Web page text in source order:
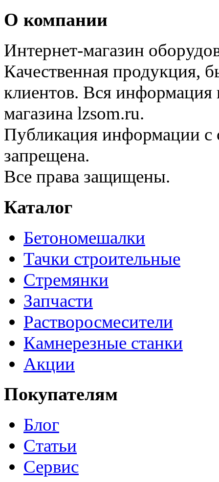
О компании
Интернет-магазин
Качественная продукция,
клиентов. Вся информация
магазина lzsom.ru.
Публикация информации с
запрещена.
Все права защищены.
Каталог
Бетономешалки
Тачки строительные
Стремянки
Запчасти
Растворосмесители
Камнерезные станки
Акции
Покупателям
Блог
Статьи
Сервис